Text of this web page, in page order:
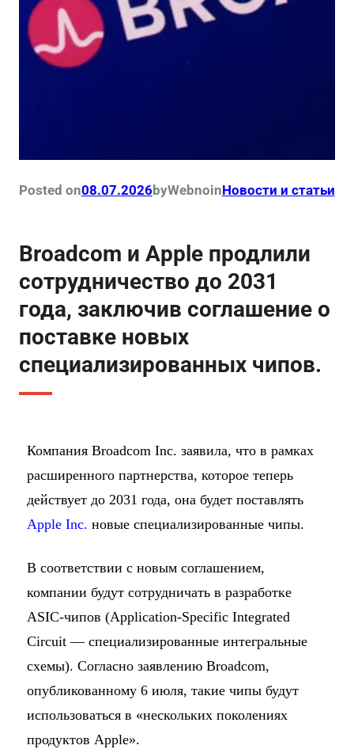
Posted on08.07.2026byWebnoinНовости и статьи
Broadcom и Apple продлили
сотрудничество до 2031
года, заключив соглашение о
поставке новых
специализированных чипов.
Компания Broadcom Inc. заявила, что в рамках
расширенного партнерства, которое теперь
действует до 2031 года, она будет поставлять
Apple Inc. новые специализированные чипы.
В соответствии с новым соглашением,
компании будут сотрудничать в разработке
ASIC-чипов (Application-Specific Integrated
Circuit — специализированные интегральные
схемы). Согласно заявлению Broadcom,
опубликованному 6 июля, такие чипы будут
использоваться в «нескольких поколениях
продуктов Apple».